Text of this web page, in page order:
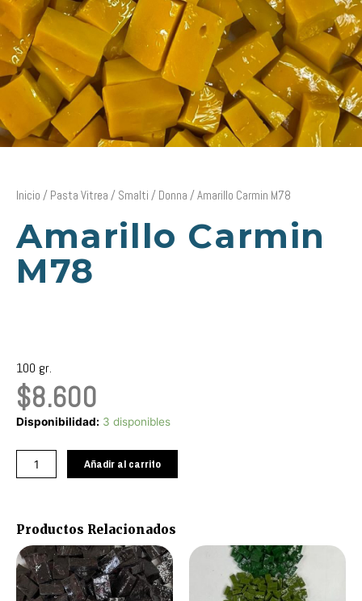
Inicio / Pasta Vitrea / Smalti / Donna / Amarillo Carmin M78
Amarillo Carmin
M78
100 gr.
$8.600
Disponibilidad: 3 disponibles
Amarillo
cantidad
Añadir al carrito
Productos Relacionados